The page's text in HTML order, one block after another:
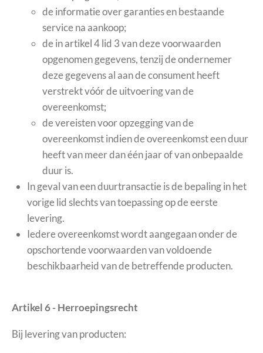
de informatie over garanties en bestaande
service na aankoop;
de in artikel 4 lid 3 van deze voorwaarden
opgenomen gegevens, tenzij de ondernemer
deze gegevens al aan de consument heeft
verstrekt vóór de uitvoering van de
overeenkomst;
de vereisten voor opzegging van de
overeenkomst indien de overeenkomst een duur
heeft van meer dan één jaar of van onbepaalde
duur is.
In geval van een duurtransactie is de bepaling in het
vorige lid slechts van toepassing op de eerste
levering.
Iedere overeenkomst wordt aangegaan onder de
opschortende voorwaarden van voldoende
beschikbaarheid van de betreffende producten.
Artikel 6 - Herroepingsrecht
Bij levering van producten: